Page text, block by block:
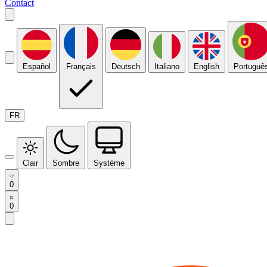
Contact
Español Français Deutsch Italiano English
FR
Clair Sombre Système
0
0